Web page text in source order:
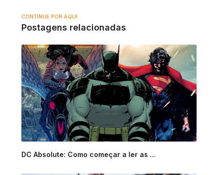
CONTINUE POR AQUI
Postagens relacionadas
DC Absolute: Como começar a ler as ...